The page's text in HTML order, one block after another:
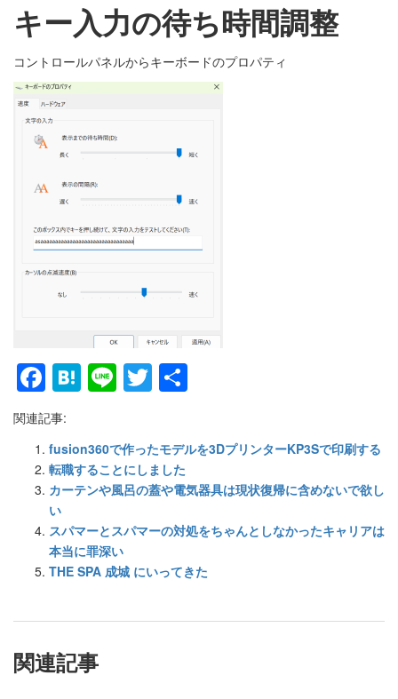
キー入力の待ち時間調整
コントロールパネルからキーボードのプロパティ
Facebook
Hatena
LineTwitter
関連記事:
fusion360で作ったモデルを3DプリンターKP3Sで印刷する
転職することにしました
カーテンや風呂の蓋や電気器具は現状復帰に含めないで欲し
い
スパマーとスパマーの対処をちゃんとしなかったキャリアは
本当に罪深い
THE SPA 成城 にいってきた
関連記事